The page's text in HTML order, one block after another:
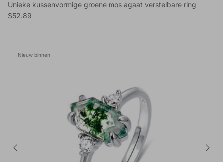
Unieke kussenvormige groene mos agaat verstelbare ring
Reguliere prijs
$52.89
Nieuw binnen